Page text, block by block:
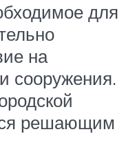
для
на
сооружения.
решающим